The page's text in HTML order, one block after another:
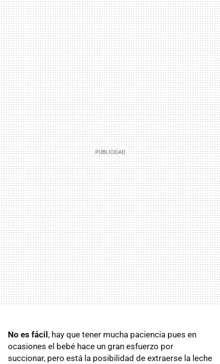
No es fácil, hay que tener mucha paciencia pues en
ocasiones el bebé hace un gran esfuerzo por
succionar, pero está la posibilidad de extraerse la leche